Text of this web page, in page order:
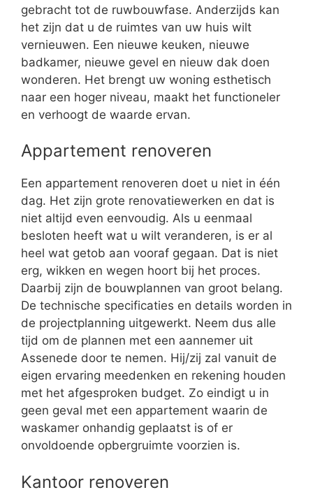
gebracht tot de ruwbouwfase. Anderzijds kan
het zijn dat u de ruimtes van uw huis wilt
vernieuwen. Een nieuwe keuken, nieuwe
badkamer, nieuwe gevel en nieuw dak doen
wonderen. Het brengt uw woning esthetisch
naar een hoger niveau, maakt het functioneler
en verhoogt de waarde ervan.
Appartement renoveren
Een appartement renoveren doet u niet in één
dag. Het zijn grote renovatiewerken en dat is
niet altijd even eenvoudig. Als u eenmaal
besloten heeft wat u wilt veranderen, is er al
heel wat getob aan vooraf gegaan. Dat is niet
erg, wikken en wegen hoort bij het proces.
Daarbij zijn de bouwplannen van groot belang.
De technische specificaties en details worden in
de projectplanning uitgewerkt. Neem dus alle
tijd om de plannen met een aannemer uit
Assenede door te nemen. Hij/zij zal vanuit de
eigen ervaring meedenken en rekening houden
met het afgesproken budget. Zo eindigt u in
geen geval met een appartement waarin de
waskamer onhandig geplaatst is of er
onvoldoende opbergruimte voorzien is.
Kantoor renoveren